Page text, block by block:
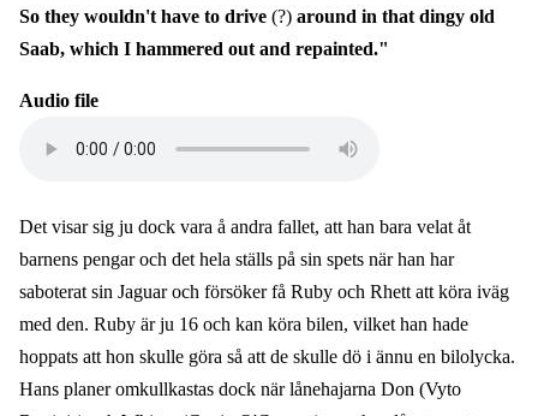
So they wouldn't have to drive (?) around in that dingy old
Saab, which I hammered out and repainted."
Audio file
Det visar sig ju dock vara å andra fallet, att han bara velat åt
barnens pengar och det hela ställs på sin spets när han har
saboterat sin Jaguar och försöker få Ruby och Rhett att köra iväg
med den. Ruby är ju 16 och kan köra bilen, vilket han hade
hoppats att hon skulle göra så att de skulle dö i ännu en bilolycka.
Hans planer omkullkastas dock när lånehajarna Don (Vyto